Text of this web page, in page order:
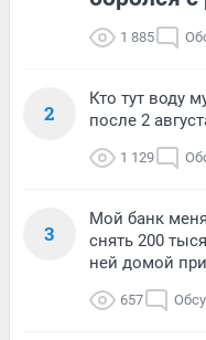
1 885
2
Кто тут воду
после 2
1 129
3
Мой банк
снять 200
ней домой
657